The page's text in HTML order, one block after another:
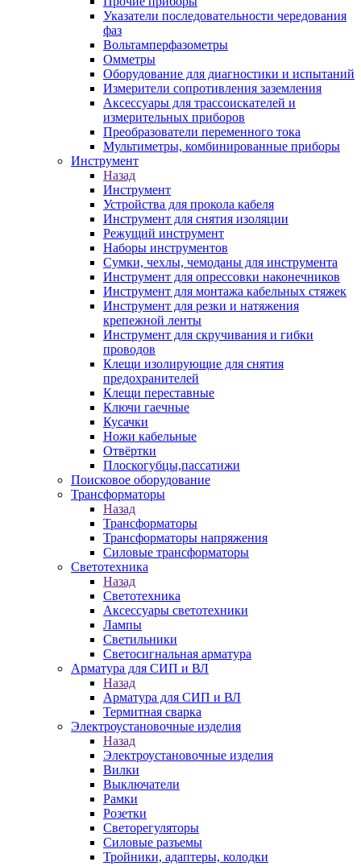
Указатели последовательности чередования
фаз
Вольтамперфазометры
Омметры
Оборудование для диагностики и испытаний
Измерители сопротивления заземления
Аксессуары для трассоискателей и
измерительных приборов
Преобразователи переменного тока
Мультиметры, комбинированные приборы
Инструмент
Назад
Инструмент
Устройства для прокола кабеля
Инструмент для снятия изоляции
Режущий инструмент
Наборы инструментов
Сумки, чехлы, чемоданы для инструмента
Инструмент для опрессовки наконечников
Инструмент для монтажа кабельных стяжек
Инструмент для резки и натяжения
крепежной ленты
Инструмент для скручивания и гибки
проводов
Клещи изолирующие для снятия
предохранителей
Клещи переставные
Ключи гаечные
Кусачки
Ножи кабельные
Отвёртки
Плоскогубцы,пассатижи
Поисковое оборудование
Трансформаторы
Назад
Трансформаторы
Трансформаторы напряжения
Силовые трансформаторы
Светотехника
Назад
Светотехника
Аксессуары светотехники
Лампы
Светильники
Светосигнальная арматура
Арматура для СИП и ВЛ
Назад
Арматура для СИП и ВЛ
Термитная сварка
Электроустановочные изделия
Назад
Электроустановочные изделия
Вилки
Выключатели
Рамки
Розетки
Светорегуляторы
Силовые разъемы
Тройники, адаптеры, колодки